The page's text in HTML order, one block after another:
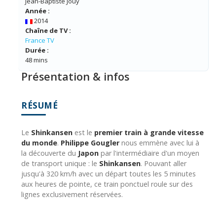
Année :
2014
Chaîne de TV :
France TV
Durée :
48 mins
Présentation & infos
RÉSUMÉ
Le Shinkansen est le premier train à grande vitesse
du monde. Philippe Gougler nous emmène avec lui à
la découverte du Japon par l'intermédiaire d'un moyen
de transport unique : le Shinkansen. Pouvant aller
jusqu'à 320 km/h avec un départ toutes les 5 minutes
aux heures de pointe, ce train ponctuel roule sur des
lignes exclusivement réservées.